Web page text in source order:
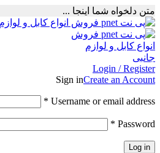
متن دلخواه شما اینجا ...
Login / Register
Sign inCreate an Account
Username or email address
*
Password
*
Log in